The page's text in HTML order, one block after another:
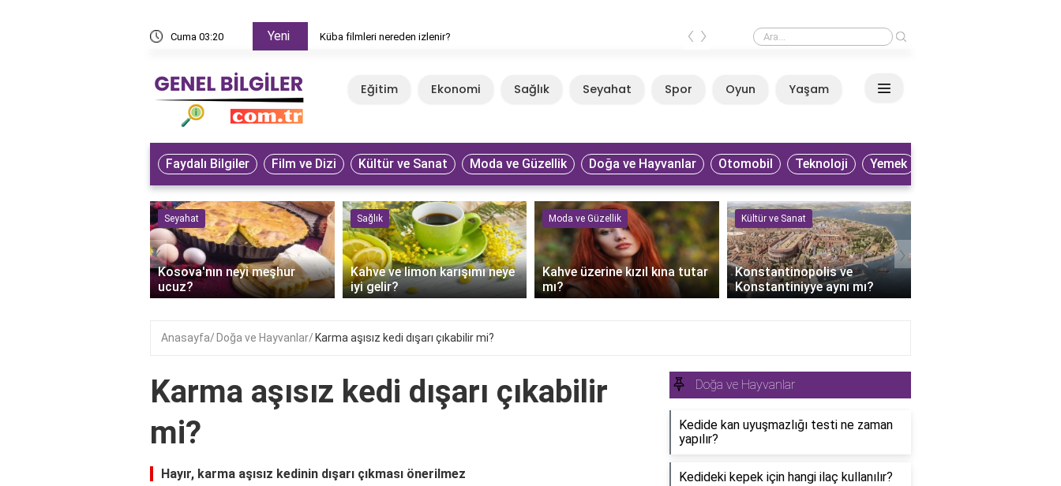
Cuma 03:20 Yeni Küba filmleri nereden izlenir? Küba filmleri nereden izlenir?
‹ ›
Eğitim Ekonomi Sağlık Seyahat Spor Oyun Yaşam
Faydalı Bilgiler Film ve Dizi Kültür ve Sanat Moda ve Güzellik Doğa ve Hayvanlar Otomobil Teknoloji Yemek
Seyahat
Kosova'nın neyi meşhur
ucuz?
Sağlık
Kahve ve limon karışımı neye
iyi gelir?
Moda ve Güzellik
Kahve üzerine kızıl kına tutar
mı?
Kültür ve Sanat
Konstantinopolis ve
Konstantiniyye aynı mı?
‹ ›
Anasayfa Doğa ve Hayvanlar Karma aşısız kedi dışarı çıkabilir mi?
Karma aşısız kedi dışarı çıkabilir
mi?
Hayır, karma aşısız kedinin dışarı çıkması önerilmez
Doğa ve Hayvanlar
Kedide kan uyuşmazlığı testi ne zaman
yapılır?
Kedideki kepek için hangi ilaç kullanılır?